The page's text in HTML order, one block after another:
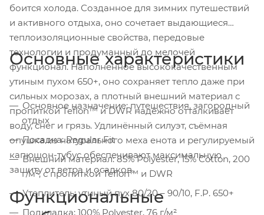
боится холода. Созданное для зимних путешествий
и активного отдыха, оно сочетает выдающиеся
теплоизоляционные свойства, передовые
технологии и продуманный до мелочей
функционал. Наполненное высококачественным
утиным пухом 650+, оно сохраняет тепло даже при
сильных морозах, а плотный внешний материал с
пропиткой Teflon™ и DWR надёжно отталкивает
воду, снег и грязь. Удлинённый силуэт, съёмная
опушка из натурального меха енота и регулируемый
капюшон-тубус обеспечивают максимальную
защиту от ветра и осадков.
Основные характеристики
Основное назначение: путешествия, загородный
отдых
Посадка: Regular Fit
Внешний материал: 85% Polyester, 15% Cotton, 200
г/м², с пропиткой Teflon™ и DWR
Утеплитель: утиный пух 80/20 – 90/10, F.P. 650+
Подкладка: 100% Polyester, 76 г/м²
Функциональные